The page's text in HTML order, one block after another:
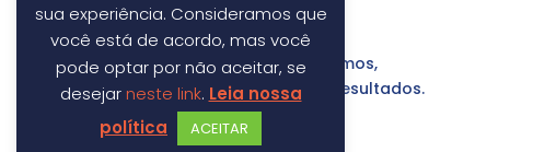
Fazemos a diferença por onde passamos,
construindo parcerias com foco em resultados.
sua experiência. Consideramos que
você está de acordo, mas você
pode optar por não aceitar, se
desejarneste link. Leia nossa
política
ACEITAR